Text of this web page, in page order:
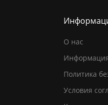
О нас
Политика
Условия